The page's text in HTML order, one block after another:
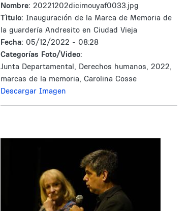
Nombre: 20221202dicimouyaf0033.jpg
Tìtulo: Inauguración de la Marca de Memoria de
la guardería Andresito en Ciudad Vieja
Fecha: 05/12/2022 - 08:28
Categorías Foto/Video:
Junta Departamental, Derechos humanos, 2022,
marcas de la memoria, Carolina Cosse
Descargar Imagen